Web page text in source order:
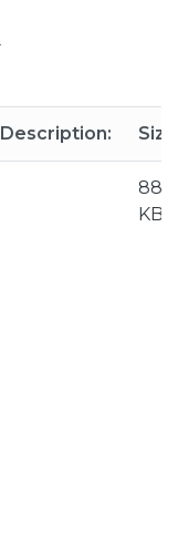
Description:
KB